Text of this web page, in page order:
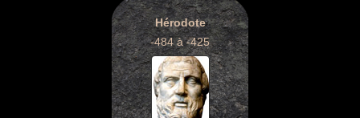
Hérodote
-484 à -425